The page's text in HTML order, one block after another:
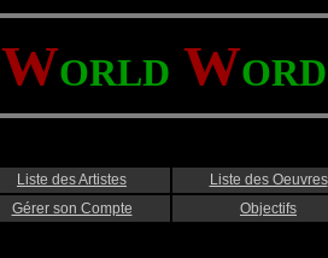
WORLD WORD
Liste des Artistes
Liste des Oeuvres
Gérer son Compte Objectifs